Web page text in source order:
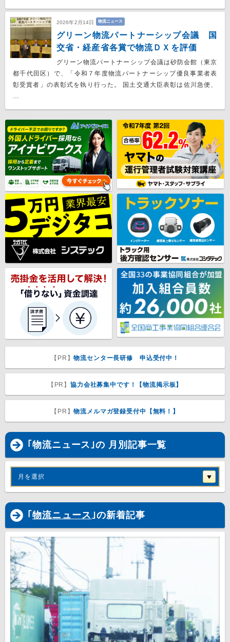
2026年2月14日 物流ニュース
グリーン物流パートナーシップ会議 国
交省・経産省各賞で物流ＤＸを評価
グリーン物流パートナーシップ会議は砂防会館（東京
都千代田区）で、「令和７年度物流パートナーシップ優良事業者表
彰受賞者」の表彰式を執り行った。 国土交通大臣表彰は佐川急便、
…
【PR】物流センター長研修 申込受付中！
【PR】協力会社募集中です！【物流掲示板】
【PR】物流メルマガ登録受付中【無料！】
｢物流ニュース｣の 月別記事一覧
月を選択
｢ 物流ニュース｣の新着記事